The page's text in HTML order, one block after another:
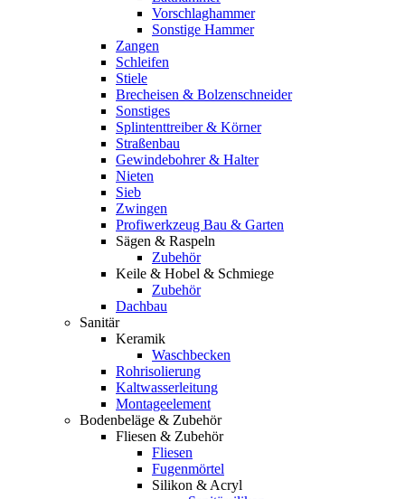
Vorschlaghammer
Sonstige Hammer
Zangen
Schleifen
Stiele
Brecheisen & Bolzenschneider
Sonstiges
Splintenttreiber & Körner
Straßenbau
Gewindebohrer & Halter
Nieten
Sieb
Zwingen
Profiwerkzeug Bau & Garten
Sägen & Raspeln
Zubehör
Keile & Hobel & Schmiege
Zubehör
Dachbau
Sanitär
Keramik
Waschbecken
Rohrisolierung
Kaltwasserleitung
Montageelement
Bodenbeläge & Zubehör
Fliesen & Zubehör
Fliesen
Fugenmörtel
Silikon & Acryl